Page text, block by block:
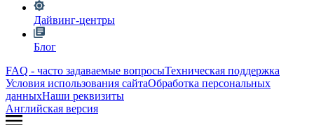
Дайвинг-центры
Блог
FAQ - часто задаваемые вопросыТехническая поддержка
Условия использования сайтаОбработка персональных
данныхНаши реквизиты
Английская версия